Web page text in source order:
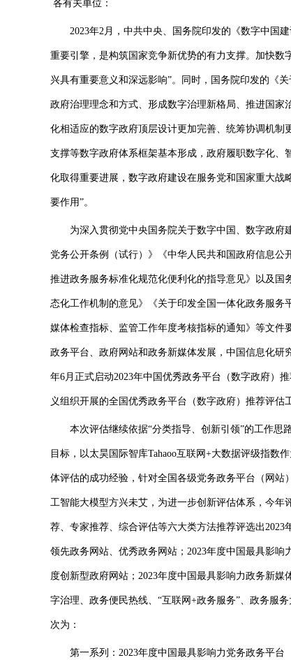
各有关单位：
2023年2月，中共中央、国务院印发的《数字中国建
重要引擎，是构筑国家竞争新优势的有力支撑。加快
兴具有重要意义和深远影响”。同时，国务院印发的《
政府治理理念和方式、形成数字治理新格局、推进国
化相适应的数字政府顶层设计更加完善、统筹协调机
支撑等数字政府体系框架基本形成，政府履职数字化
化取得重要进展，数字政府建设在服务党和国家重大
要作用”。
为深入贯彻党中央国务院关于数字中国、数字政府
党务公开条例（试行）》《中华人民共和国政府信息
推进政务服务标准化规范化便利化的指导意见》以及
态化工作机制的意见》《关于印发全国一体化政务服
媒体检查指标、监管工作年度考核指标的通知》等文
政务平台、政府网站和政务新媒体发展，中国信息化
年6月正式启动2023年中国优秀政务平台（数字政府）
义组织开展的全国优秀政务平台（数字政府）推荐评估
本次评估继续依据“分类指导、创新引领”的工作思
目标，以太昊国际智库Tahaoo互联网+大数据评级指数
体评估的成功经验，针对全国各级党务政务平台（网
工智能大模型方兴未艾，为进一步创新评估体系，今
荐、专家推荐、综合评估等六大类方法推荐评选出
领先政务网站、优秀政务网站；2023年度中国最具影
度创新型政府网站；2023年度中国最具影响力政务新
字治理、政务便民热线、“互联网+政务服务”、政务服
次为：
第一系列：2023年度中国最具影响力党务政务平台